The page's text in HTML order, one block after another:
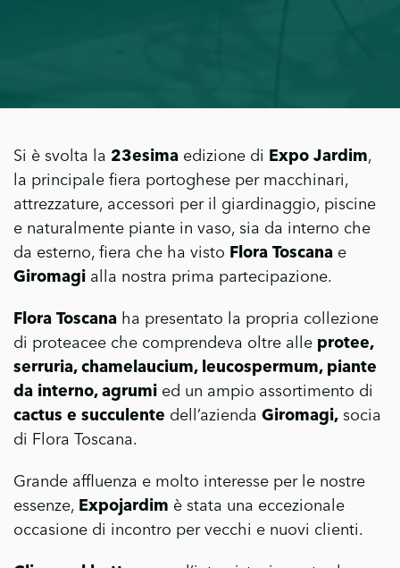
Si è svolta la 23esimaedizione di Expo Jardim,
la principale fiera portoghese per macchinari,
attrezzature, accessori per il giardinaggio, piscine
e naturalmente piante in vaso, sia da interno che
da esterno, fiera che ha visto Flora Toscanae
Giromagialla nostra prima partecipazione.
Flora Toscanaha presentato la propria collezione
di proteacee che comprendeva oltre alleprotee,
serruria, chamelaucium, leucospermum, piante
da interno, agrumied un ampio assortimento di
cactus e succulente dell’aziendaGiromagi,socia
di Flora Toscana.
Grande affluenza e molto interesse per le nostre
essenze,Expojardim è stata una eccezionale
occasione di incontro per vecchi e nuovi clienti.